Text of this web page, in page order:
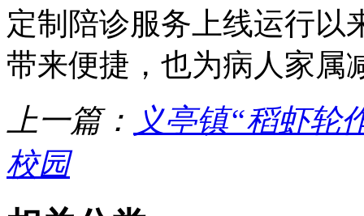
定制陪诊服务上线运行以
带来便捷，也为病人家属
上一篇： 义亭镇“稻虾轮
校园